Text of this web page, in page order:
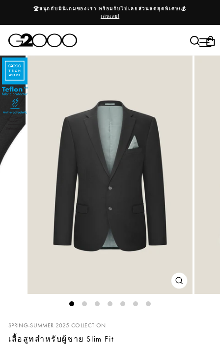
หยุดสไลด์โชว์
🏆สนุกกับมินิเกมของเรา พร้อมรับไปเลยส่วนลดสุดพิเศษ!💰
เล่นเลย!
ค้นห
เ
ปิด
(ESC)
SPRING-SUMMER 2025 COLLECTION
เสื้อสูทสำหรับผู้ชาย Slim Fit